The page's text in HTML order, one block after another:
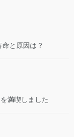
と原因は？
満喫しました